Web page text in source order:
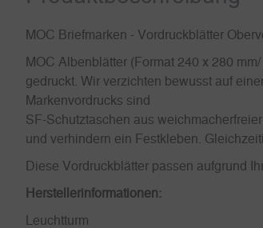
MOC Briefmarken - Vordruckblätter
MOC Albenblätter (Format 240 x 280
gedruckt. Wir verzichten bewusst auf
Markenvordrucks sind
SF-Schutztaschen aus
und verhindern ein Festkleben.
Diese Vordruckblätter passen aufgrund
Herstellerinformationen:
Leuchtturm